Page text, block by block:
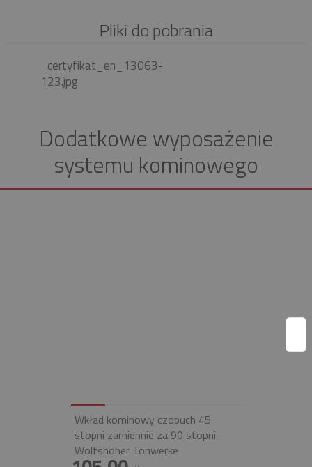
Pliki do pobrania
certyfikat_en_13063-
123.jpg
Dodatkowe wyposażenie
systemu kominowego
Wkład kominowy czopuch 45
stopni zamiennie za 90 stopni -
Wolfshöher Tonwerke